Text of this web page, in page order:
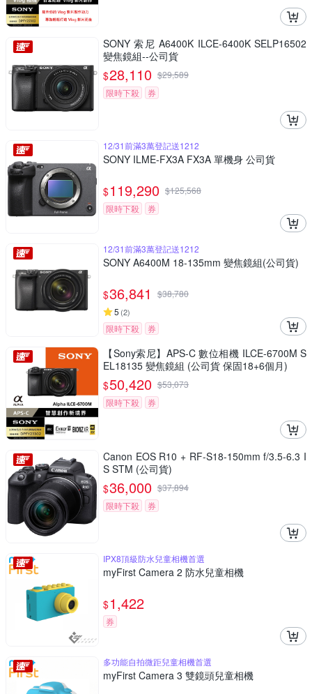
SONY 索尼 A6400K ILCE-6400K SELP16502
變焦鏡組--公司貨
$28,110 $29,589
限時下殺
券
12/31前滿3萬登記送1212
SONY ILME-FX3A FX3A 單機身 公司貨
$119,290 $125,568
限時下殺
券
12/31前滿3萬登記送1212
SONY A6400M 18-135mm 變焦鏡組(公司貨)
$36,841 $38,780
5 (2)
限時下殺 券
【Sony索尼】APS-C 數位相機 ILCE-6700M S
EL18135 變焦鏡組 (公司貨 保固18+6個月)
$50,420 $53,073
限時下殺
券
Canon EOS R10 + RF-S18-150mm f/3.5-6.3 I
S STM (公司貨)
$36,000 $37,894
限時下殺
券
IPX8頂級防水兒童相機首選
myFirst Camera 2 防水兒童相機
$1,422
券
多功能自拍微距兒童相機首選
myFirst Camera 3 雙鏡頭兒童相機